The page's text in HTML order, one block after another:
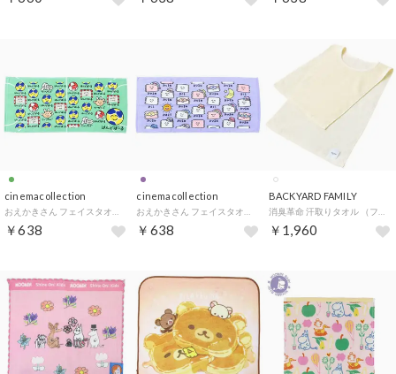
cinemacollection
￥638
cinemacollection
￥638
BACKYARD FAMILY
￥1,960